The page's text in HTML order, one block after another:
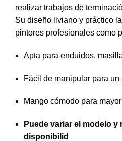
realizar trabajos de
Su diseño liviano y práctico
pintores profesionales como
Apta para enduidos,
Fácil de manipular para
Mango cómodo para mayor
Puede variar el modelo y
disponibilid